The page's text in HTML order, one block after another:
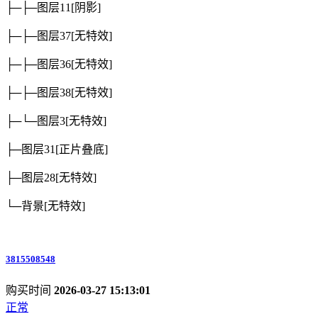
├─├─图层11 [阴影]
├─├─图层37[无特效]
├─├─图层36[无特效]
├─├─图层38[无特效]
├─└─图层3[无特效]
├─图层31 [正片叠底]
├─图层28[无特效]
└─背景[无特效]
3815508548
购买时间 2026-03-27 15:13:01
正常